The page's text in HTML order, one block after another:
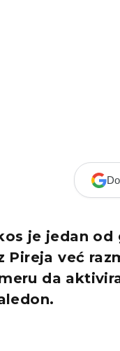
je jedan od
Pireja već
da